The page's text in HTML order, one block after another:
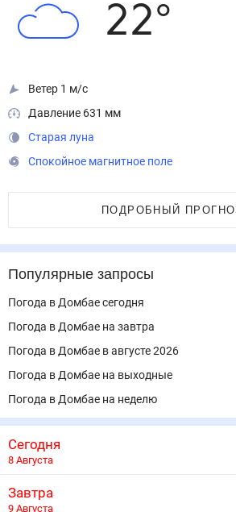
22°
Ветер 1 м/с
Давление 631 мм
Старая луна
Спокойное магнитное поле
ПОДРОБНЫЙ
Популярные запросы
Погода в Домбае сегодня
Погода в Домбае на завтра
Погода в Домбае в августе 2026
Погода в Домбае на выходные
Погода в Домбае на неделю
Сегодня
8 Августа
Завтра
9 Августа